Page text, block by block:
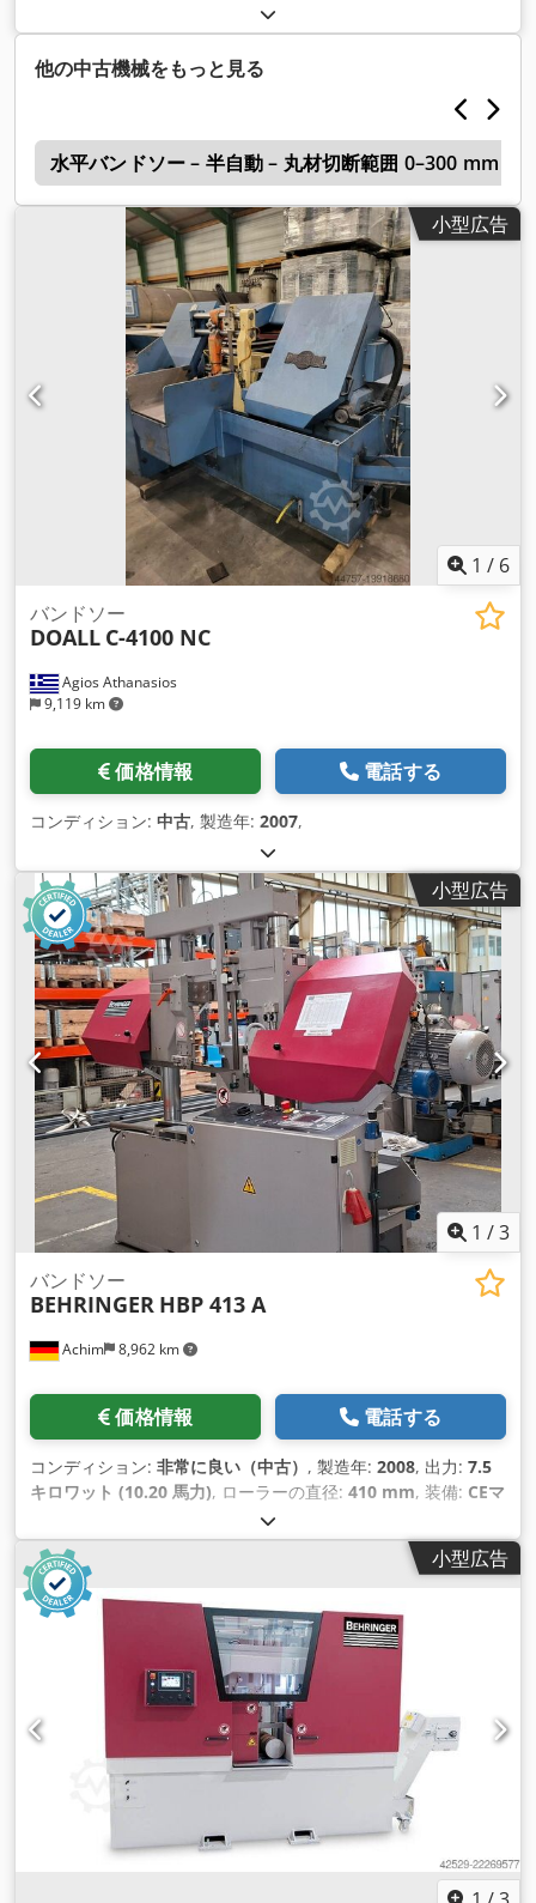
他の中古機械をもっと見る
水平バンドソー – 半自動 – 丸材切断範囲 0–300 mm
小型広告
1 / 6
Agios Athanasios
9,119 km
バンドソー
DOALL C-4100 NC
価格情報 電話する
コンディション: 中古, 製造年: 2007,
小型広告
1 /3
Achim 8,962 km
バンドソー
BEHRINGER HBP 413 A
価格情報 電話する
コンディション: 非常に良い（中古） , 製造年: 2008, 出力: 7.5
キロワット (10.20 馬力), ローラーの直径: 410 mm, 装備: CEマ
小型広告